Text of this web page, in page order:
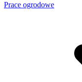
Prace ogrodowe